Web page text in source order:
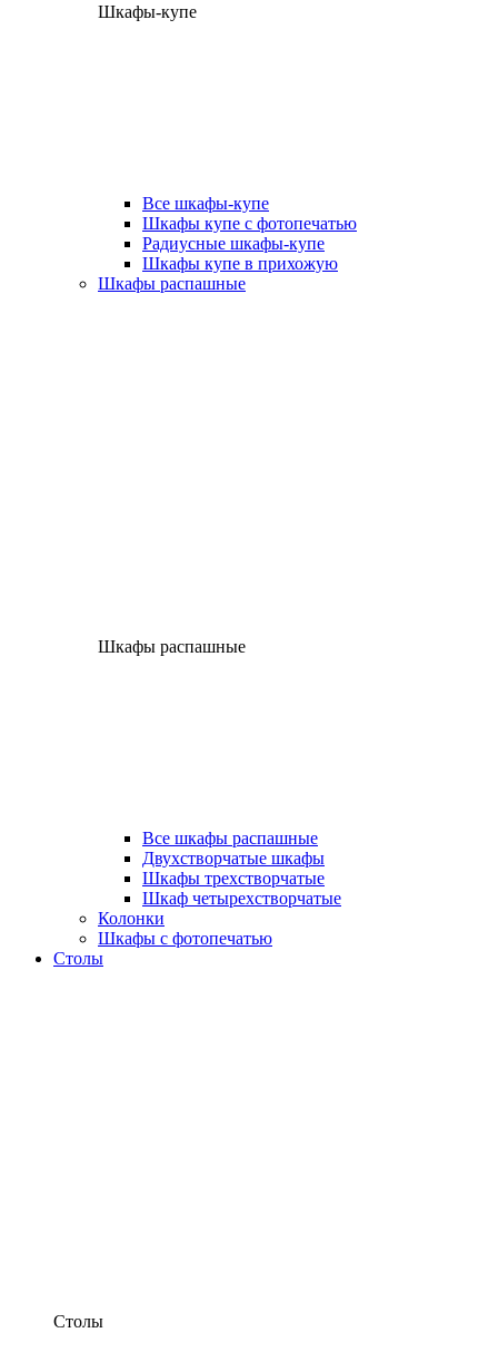
Шкафы-купе
Все шкафы-купе
Шкафы купе с фотопечатью
Радиусные шкафы-купе
Шкафы купе в прихожую
Шкафы распашные
Шкафы распашные
Все шкафы распашные
Двухстворчатые шкафы
Шкафы трехстворчатые
Шкаф четырехстворчатые
Колонки
Шкафы с фотопечатью
Столы
Столы